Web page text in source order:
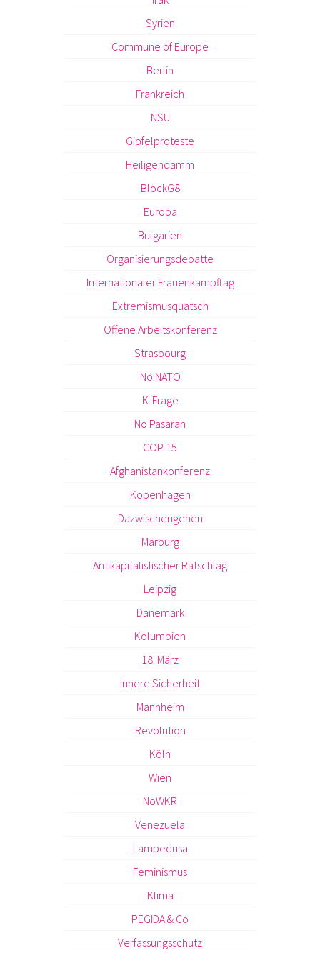
Syrien
Commune of Europe
Berlin
Frankreich
NSU
Gipfelproteste
Heiligendamm
BlockG8
Europa
Bulgarien
Organisierungsdebatte
Internationaler Frauenkampftag
Extremismusquatsch
Offene Arbeitskonferenz
Strasbourg
No NATO
K-Frage
No Pasaran
COP 15
Afghanistankonferenz
Kopenhagen
Dazwischengehen
Marburg
Antikapitalistischer Ratschlag
Leipzig
Dänemark
Kolumbien
18. März
Innere Sicherheit
Mannheim
Revolution
Köln
Wien
NoWKR
Venezuela
Lampedusa
Feminismus
Klima
PEGIDA & Co
Verfassungsschutz